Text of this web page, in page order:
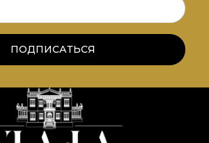
ПОДПИСАТЬСЯ